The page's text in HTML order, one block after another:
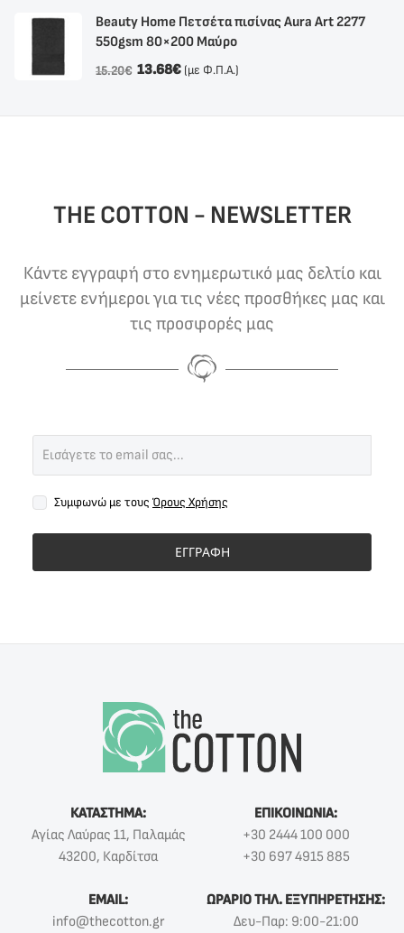
Beauty Home Πετσέτα πισίνας Aura Art 2277
550gsm 80×200 Μαύρο
15.20€ 13.68€ (με Φ.Π.Α.)
THE COTTON - NEWSLETTER
Κάντε εγγραφή στο ενημερωτικό μας δελτίο και
μείνετε ενήμεροι για τις νέες προσθήκες μας και
τις προσφορές μας
Συμφωνώ με τους Όρους Χρήσης
ΕΓΓΡΑΦΗ
ΚΑΤΑΣΤΗΜΑ:
Αγίας Λαύρας 11, Παλαμάς
43200, Καρδίτσα
ΕΠΙΚΟΙΝΩΝΙΑ:
+30 2444 100 000
+30 697 4915 885
EMAIL:
info@thecotton.gr
ΩΡΑΡΙΟ ΤΗΛ. ΕΞΥΠΗΡΕΤΗΣΗΣ:
Δευ-Παρ: 9:00-21:00